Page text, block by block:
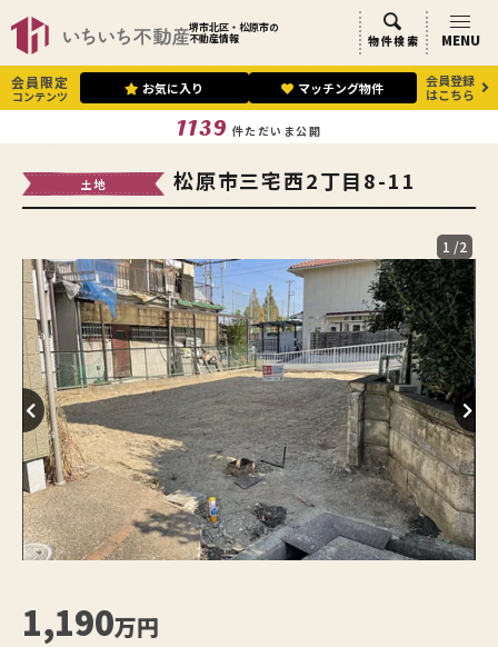
堺市北区・松原市の
不動産情報 物件検索 MENU
会員限定
コンテンツ お気に入り マッチング物件
会員登録
はこちら
1139 件ただいま公開
土地 松原市三宅西2丁目8-11
1 /2
1,190万円